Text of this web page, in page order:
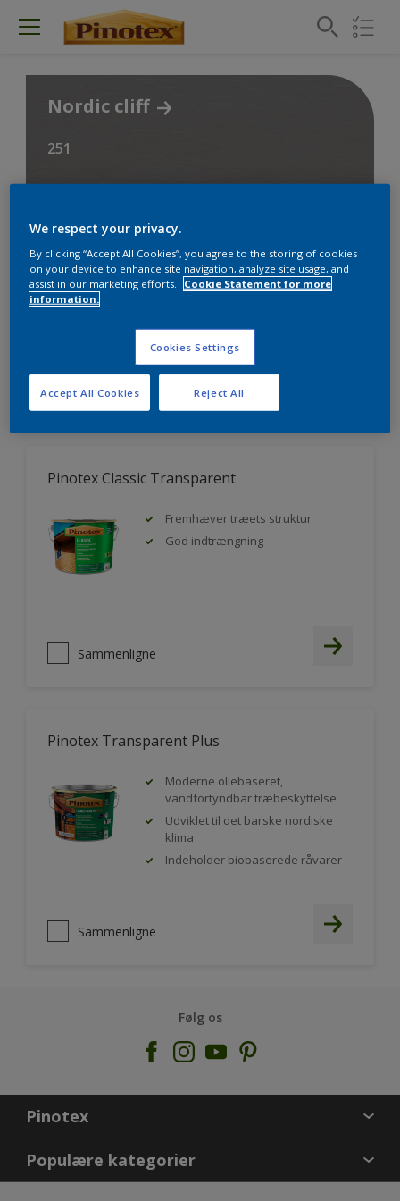
Nordic cliff
251
Find produkterne til dit
projekt
FILTER
Pinotex Classic Transparent
Fremhæver træets struktur
God indtrængning
Sammenligne
Pinotex Transparent Plus
Moderne oliebaseret,
vandfortyndbar træbeskyttelse
Udviklet til det barske nordiske
klima
Indeholder biobaserede råvarer
Sammenligne
Følg os
Pinotex
KONTAKT OS
FIND BUTIK
Populære kategorier
We respect your privacy.
By clicking “Accept All Cookies”, you agree to the storing of cookies
on your device to enhance site navigation, analyze site usage, and
assist in our marketing efforts.
Cookie Statement for more
information.
Cookies Settings
Reject All
Accept All Cookies